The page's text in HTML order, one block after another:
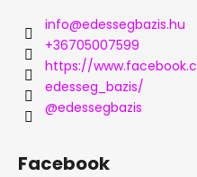
info@edessegbazis.hu
+36705007599
https://
edesseg_bazis/
@edessegbazis
Facebook